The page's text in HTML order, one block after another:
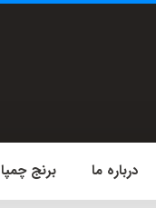
درباره ما برنج چمپا